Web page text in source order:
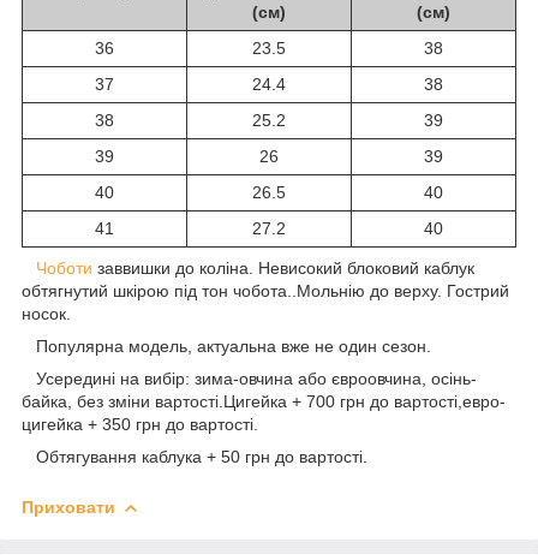
(см)
(см)
36
23.5
38
37
24.4
38
38
25.2
39
39
26
39
40
26.5
40
41
27.2 40
Чоботи заввишки до коліна. Невисокий блоковий каблук
обтягнутий шкірою під тон чобота..Мольнію до верху. Гострий
носок.
Популярна модель, актуальна вже не один сезон.
Усередині на вибір: зима-овчина або євроовчина, осінь-
байка, без зміни вартості.Цигейка + 700 грн до вартості,евро-
цигейка + 350 грн до вартості.
Обтягування каблука + 50 грн до вартості.
Приховати